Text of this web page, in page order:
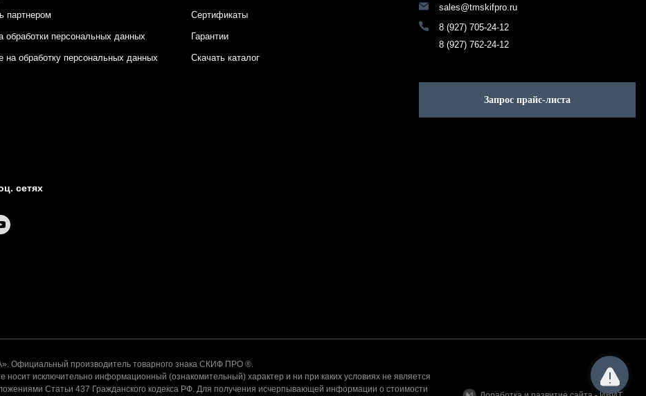
партнером
обработки персональных данных
на обработку персональных данных
Сертификаты
Гарантии
Скачать каталог
sales@tmskifpro.ru
8 (927) 705-24-12
8 (927) 762-24-12
Запрос прайс-листа
сетях
производитель товарного знака СКИФ ПРО ®.
исключительно информационный (ознакомительный) характер и ни при каких условиях не является
Статьи 437 Гражданского кодекса РФ. Для получения исчерпывающей информации о стоимости